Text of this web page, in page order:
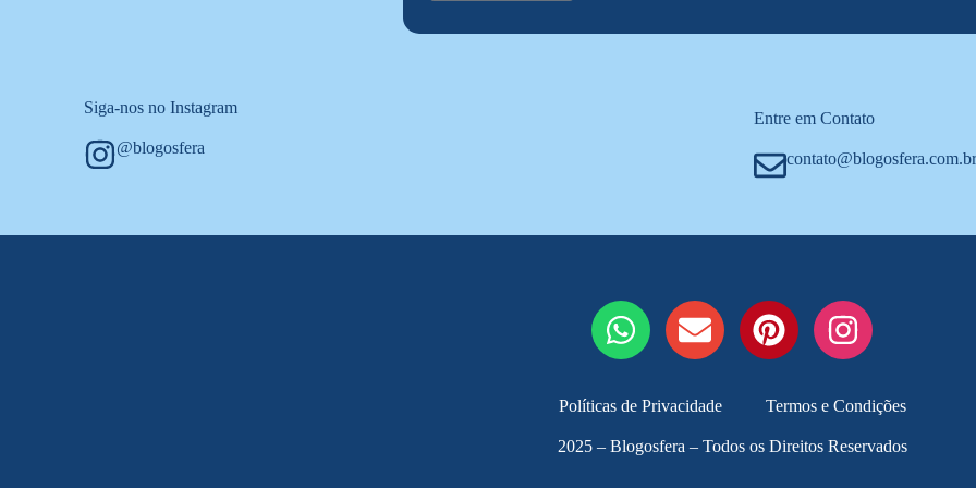
Siga-nos no Instagram
@blogosfera
Entre em Contato
contato@blogosfera.com.br
Políticas de Privacidade Termos e Condições
2025 – Blogosfera – Todos os Direitos Reservados